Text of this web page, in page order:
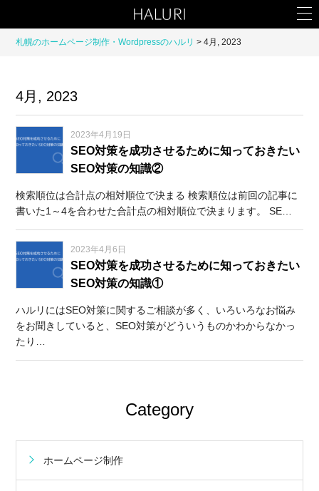
札幌のホームページ制作・Wordpressのハルリ 4月, 2023
4月, 2023
2023年4月19日
SEO対策を成功させるために知っておきたい
SEO対策の知識②
検索順位は合計点の相対順位で決まる 検索順位は前回の記事に
書いた1～4を合わせた合計点の相対順位で決まります。 SE…
2023年4月6日
SEO対策を成功させるために知っておきたい
SEO対策の知識①
ハルリにはSEO対策に関するご相談が多く、いろいろなお悩み
をお聞きしていると、SEO対策がどういうものかわからなかっ
たり…
Category
ホームページ制作